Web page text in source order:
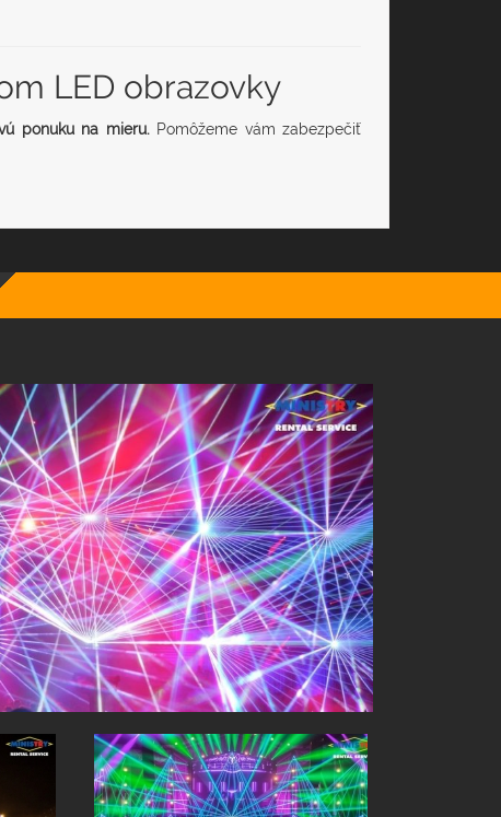
LED obrazovky
ponuku na mieru.Pomôžeme vám zabezpečiť